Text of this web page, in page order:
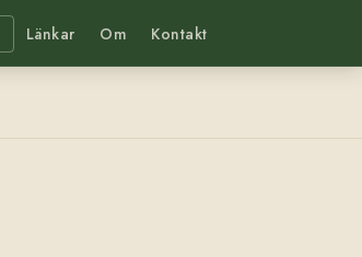
Länkar Om Kontakt